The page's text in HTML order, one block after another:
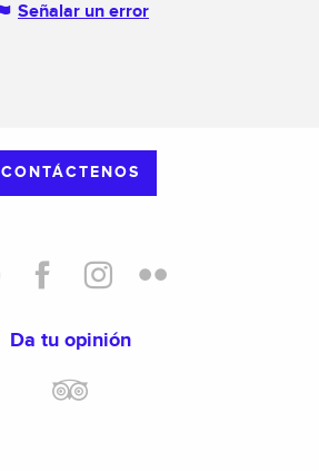
Señalar un error
CONTÁCTENOS
Da tu opinión